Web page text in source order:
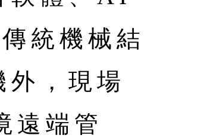
統機械結
，現場
遠端管